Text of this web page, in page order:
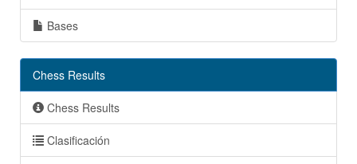
Bases
Chess Results
Chess Results
Clasificación